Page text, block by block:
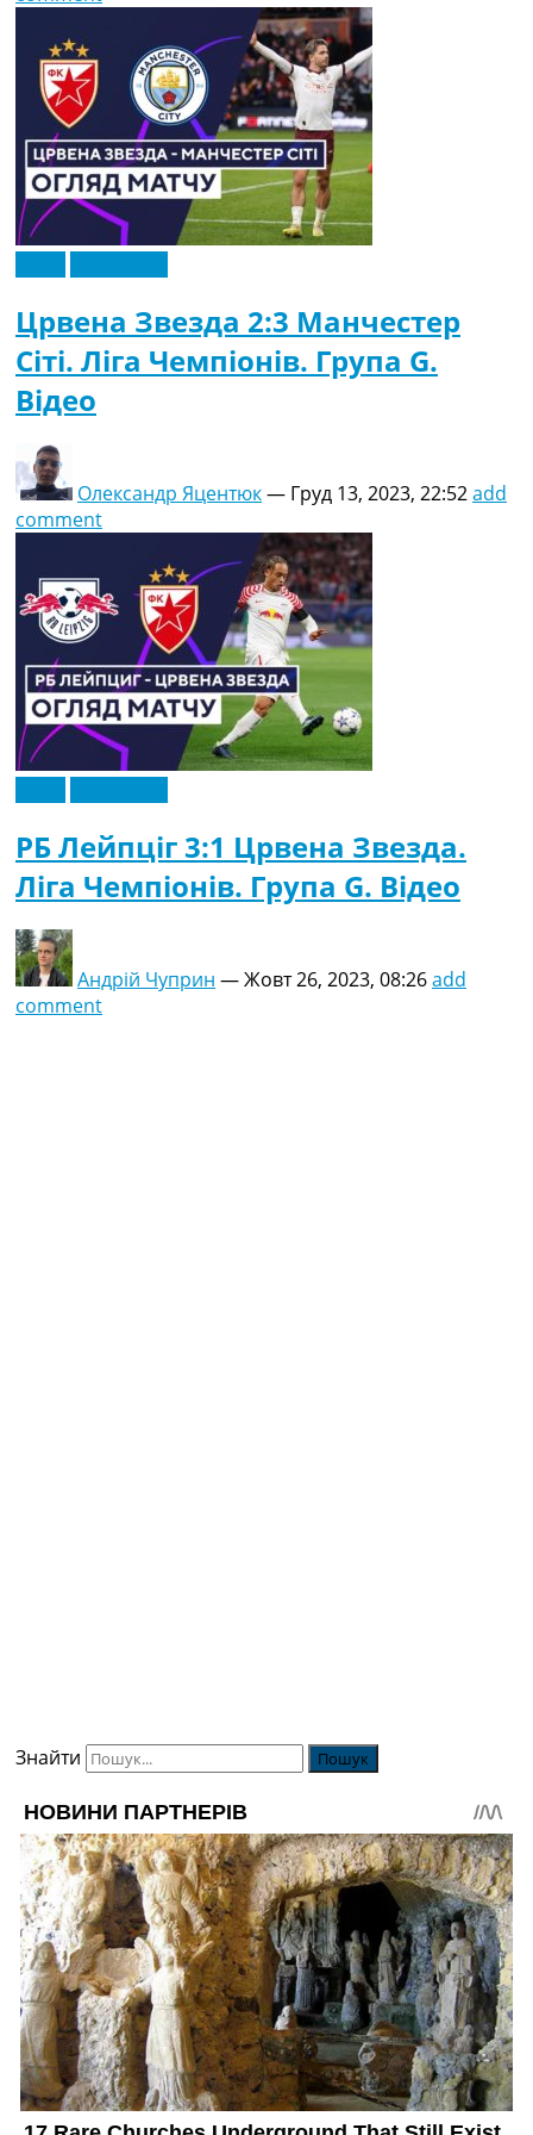
Црвена Звезда 2:3 Манчестер
Сіті. Ліга Чемпіонів. Група G.
Відео
Олександр Яцентюк— Груд 13, 2023, 22:52add
comment
РБ Лейпціг 3:1 Црвена Звезда.
Ліга Чемпіонів. Група G. Відео
Андрій Чуприн —Жовт 26, 2023, 08:26add
comment
Знайти